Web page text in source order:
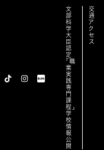
文
部
科
学
大
臣
認
定
「職
業
実
践
専
門
課
程」
学
校
情
報
公
開
交
通
ア
ク
セ
ス